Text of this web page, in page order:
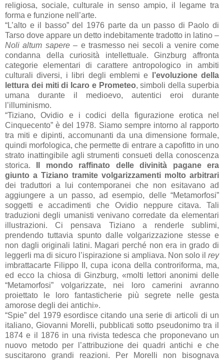
religiosa, sociale, culturale in senso ampio, il legame tra
forma e funzione nell’arte.
“L’alto e il basso”del 1976 parte da un passo di Paolo di
Tarso dove appare un detto indebitamente tradotto in latino –
Noli altum sapere– e trasmesso nei secoli a venire come
condanna della curiosità intellettuale. Ginzburg affronta
categorie elementari di carattere antropologico in ambiti
culturali diversi, i libri degli emblemi e
l’evoluzione della
lettura dei miti di Icaro e Prometeo, simboli della superbia
umana durante il medioevo, autentici eroi durante
l’illuminismo.
“Tiziano, Ovidio e i codici della figurazione erotica nel
Cinquecento” è del 1978. Siamo sempre intorno al rapporto
tra miti e dipinti, accomunanti da una dimensione formale,
quindi morfologica, che permette di entrare a capofitto in uno
strato inattingibile agli strumenti consueti della conoscenza
storica.
Il mondo raffinato delle divinità pagane era
giunto a Tiziano tramite volgarizzamenti molto arbitrari
dei traduttori a lui contemporanei che non esitavano ad
aggiungere a un passo, ad esempio, delle “Metamorfosi”
soggetti e accadimenti che Ovidio neppure citava. Tali
traduzioni degli umanisti venivano corredate da elementari
illustrazioni. Ci pensava Tiziano a renderle sublimi,
prendendo tuttavia spunto dalle volgarizzazione stesse e
non dagli originali latini. Magari perché non era in grado di
leggerli ma di sicuro l’ispirazione si ampliava. Non solo il rey
imbrattacarte Filippo II, cupa icona della controriforma, ma,
ed ecco la chiosa di Ginzburg, «molti lettori anonimi delle
“Metamorfosi” volgarizzate, nei loro camerini avranno
proiettato le loro fantasticherie più segrete nelle gesta
amorose degli dei antichi».
“Spie” del 1979 esordisce citando una serie di articoli di un
italiano, Giovanni Morelli, pubblicati sotto pseudonimo tra il
1874 e il 1876 in una rivista tedesca che proponevano un
nuovo metodo per l’attribuzione dei quadri antichi e che
suscitarono grandi reazioni. Per Morelli non bisognava